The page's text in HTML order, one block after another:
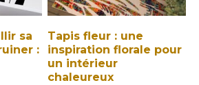
sa
:
Tapis fleur : une
inspiration florale pour
un intérieur
chaleureux